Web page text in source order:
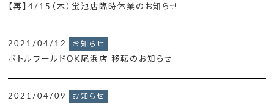
【再】4/15（木）蛍池店臨時休業のお知らせ
2021/04/12 お知らせ
ボトルワールドOK尾浜店 移転のお知らせ
2021/04/09 お知らせ